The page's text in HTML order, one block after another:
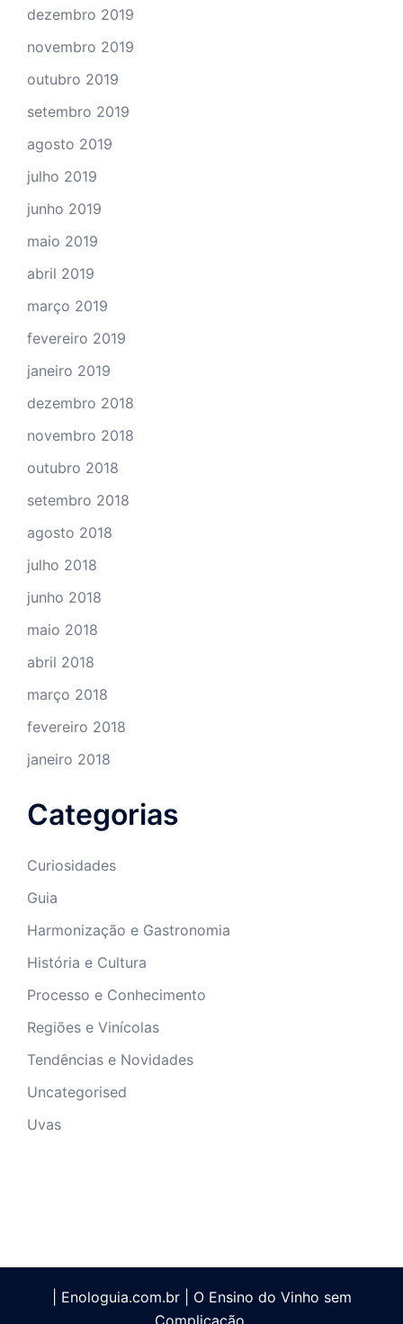
dezembro 2019
novembro 2019
outubro 2019
setembro 2019
agosto 2019
julho 2019
junho 2019
maio 2019
abril 2019
março 2019
fevereiro 2019
janeiro 2019
dezembro 2018
novembro 2018
outubro 2018
setembro 2018
agosto 2018
julho 2018
junho 2018
maio 2018
abril 2018
março 2018
fevereiro 2018
janeiro 2018
Categorias
Curiosidades
Guia
Harmonização e Gastronomia
História e Cultura
Processo e Conhecimento
Regiões e Vinícolas
Tendências e Novidades
Uncategorised
Uvas
| Enologuia.com.br | O Ensino do Vinho sem
Complicação.